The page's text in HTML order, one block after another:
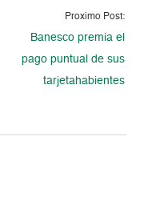
Proximo Post:
Banesco premia el
pago puntual de sus
tarjetahabientes